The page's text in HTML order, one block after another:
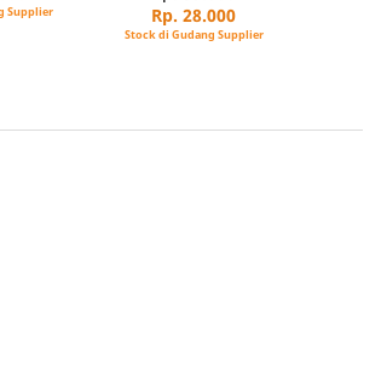
Supplier
Rp. 28.000
Stock di Gudang Supplier